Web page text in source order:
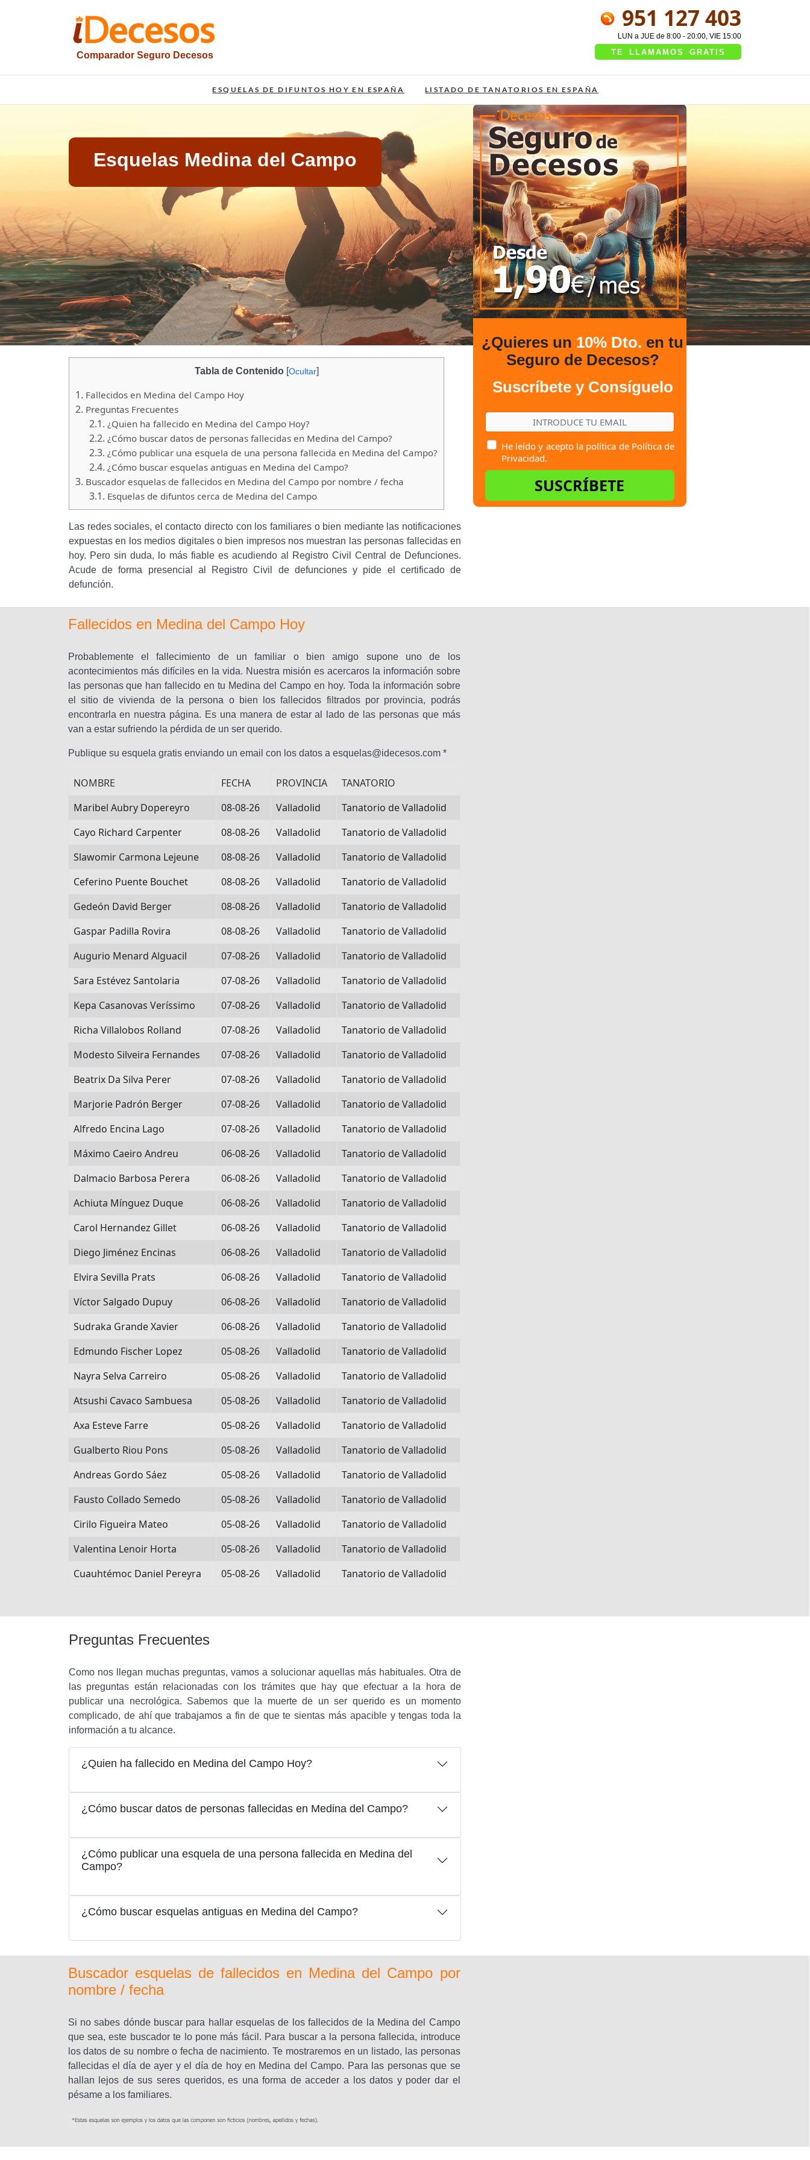
Comparador Seguro Decesos
iesquelas
951 127 403
LUN a JUE de 8:00 - 20:00, VIE 15:00
TE LLAMAMOS GRATIS
ESQUELAS DE DIFUNTOS HOY EN ESPAÑA LISTADO DE TANATORIOS EN ESPAÑA
¿Quieres un 10% Dto. en tu
Seguro de Decesos?
Suscríbete y Consíguelo
He leído y acepto la política de Política de
Privacidad.
SUSCRÍBETE
Esquelas Medina del Campo
Tabla de Contenido [Ocultar]
1. Fallecidos en Medina del Campo Hoy
2. Preguntas Frecuentes
2.1. ¿Quien ha fallecido en Medina del Campo Hoy?
2.2. ¿Cómo buscar datos de personas fallecidas en Medina del Campo?
2.3. ¿Cómo publicar una esquela de una persona fallecida en Medina del Campo?
2.4. ¿Cómo buscar esquelas antiguas en Medina del Campo?
3. Buscador esquelas de fallecidos en Medina del Campo por nombre / fecha
3.1. Esquelas de difuntos cerca de Medina del Campo
Las redes sociales, el contacto directo con los familiares o bien mediante las notificaciones
expuestas en los medios digitales o bien impresos nos muestran las personas fallecidas en
hoy. Pero sin duda, lo más fiable es acudiendo al Registro Civil Central de Defunciones.
Acude de forma presencial al Registro Civil de defunciones y pide el certificado de
defunción.
Fallecidos en Medina del Campo Hoy
Probablemente el fallecimiento de un familiar o bien amigo supone uno de los
acontecimientos más difíciles en la vida. Nuestra misión es acercaros la información sobre
las personas que han fallecido en tu Medina del Campo en hoy. Toda la información sobre
el sitio de vivienda de la persona o bien los fallecidos filtrados por provincia, podrás
encontrarla en nuestra página. Es una manera de estar al lado de las personas que más
van a estar sufriendo la pérdida de un ser querido.
Publique su esquela gratis enviando un email con los datos a esquelas@idecesos.com *
NOMBRE FECHA PROVINCIA
TANATORIO
Maribel Aubry Dopereyro
08-08-26 Valladolid
Tanatorio de Valladolid
Cayo Richard Carpenter
08-08-26 Valladolid
Tanatorio de Valladolid
Slawomir Carmona Lejeune
08-08-26 Valladolid
Tanatorio de Valladolid
Ceferino Puente Bouchet
08-08-26 Valladolid
Tanatorio de Valladolid
Gedeón David Berger
08-08-26 Valladolid
Tanatorio de Valladolid
Gaspar Padilla Rovira
08-08-26 Valladolid
Tanatorio de Valladolid
Augurio Menard Alguacil
07-08-26 Valladolid
Tanatorio de Valladolid
Sara Estévez Santolaria
07-08-26 Valladolid
Tanatorio de Valladolid
Kepa Casanovas Veríssimo
07-08-26 Valladolid
Tanatorio de Valladolid
Richa Villalobos Rolland
07-08-26 Valladolid
Tanatorio de Valladolid
Modesto Silveira Fernandes
07-08-26 Valladolid
Tanatorio de Valladolid
Beatrix Da Silva Perer
07-08-26 Valladolid
Tanatorio de Valladolid
Marjorie Padrón Berger
07-08-26 Valladolid
Tanatorio de Valladolid
Alfredo Encina Lago
07-08-26 Valladolid
Tanatorio de Valladolid
Máximo Caeiro Andreu
06-08-26 Valladolid
Tanatorio de Valladolid
Dalmacio Barbosa Perera
06-08-26 Valladolid
Tanatorio de Valladolid
Achiuta Mínguez Duque
06-08-26 Valladolid
Tanatorio de Valladolid
Carol Hernandez Gillet
06-08-26 Valladolid
Tanatorio de Valladolid
Diego Jiménez Encinas
06-08-26 Valladolid
Tanatorio de Valladolid
Elvira Sevilla Prats
06-08-26 Valladolid
Tanatorio de Valladolid
Víctor Salgado Dupuy
06-08-26 Valladolid
Tanatorio de Valladolid
Sudraka Grande Xavier
06-08-26 Valladolid
Tanatorio de Valladolid
Edmundo Fischer Lopez
05-08-26 Valladolid
Tanatorio de Valladolid
Nayra Selva Carreiro
05-08-26 Valladolid
Tanatorio de Valladolid
Atsushi Cavaco Sambuesa
05-08-26 Valladolid
Tanatorio de Valladolid
Axa Esteve Farre
05-08-26 Valladolid
Tanatorio de Valladolid
Gualberto Riou Pons
05-08-26 Valladolid
Tanatorio de Valladolid
Andreas Gordo Sáez
05-08-26 Valladolid
Tanatorio de Valladolid
Fausto Collado Semedo
05-08-26 Valladolid
Tanatorio de Valladolid
Cirilo Figueira Mateo
05-08-26 Valladolid
Tanatorio de Valladolid
Valentina Lenoir Horta
05-08-26 Valladolid
Tanatorio de Valladolid
Cuauhtémoc Daniel Pereyra
05-08-26 Valladolid Tanatorio de Valladolid
Preguntas Frecuentes
Como nos llegan muchas preguntas, vamos a solucionar aquellas más habituales. Otra de
las preguntas están relacionadas con los trámites que hay que efectuar a la hora de
publicar una necrológica. Sabemos que la muerte de un ser querido es un momento
complicado, de ahí que trabajamos a fin de que te sientas más apacible y tengas toda la
información a tu alcance.
¿Quien ha fallecido en Medina del Campo Hoy?
¿Cómo buscar datos de personas fallecidas en Medina del Campo?
¿Cómo publicar una esquela de una persona fallecida en Medina del
Campo?
¿Cómo buscar esquelas antiguas en Medina del Campo?
Buscador esquelas de fallecidos en Medina del Campo por
nombre / fecha
Si no sabes dónde buscar para hallar esquelas de los fallecidos de la Medina del Campo
que sea, este buscador te lo pone más fácil. Para buscar a la persona fallecida, introduce
los datos de su nombre o fecha de nacimiento. Te mostraremos en un listado, las personas
fallecidas el día de ayer y el día de hoy en Medina del Campo. Para las personas que se
hallan lejos de sus seres queridos, es una forma de acceder a los datos y poder dar el
pésame a los familiares.